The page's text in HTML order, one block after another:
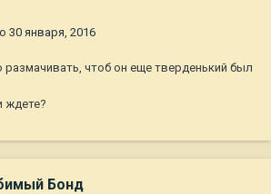
30 января, 2016
размачивать, чтоб он еще тверденький был
ждете?
Бонд